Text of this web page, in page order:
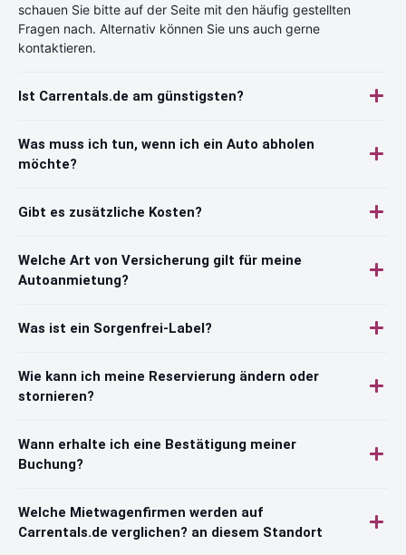
schauen Sie bitte auf der Seite mit den häufig gestellten
Fragen nach. Alternativ können Sie uns auch gerne
kontaktieren.
Ist Carrentals.de am günstigsten?
Was muss ich tun, wenn ich ein Auto abholen
möchte?
Gibt es zusätzliche Kosten?
Welche Art von Versicherung gilt für meine
Autoanmietung?
Was ist ein Sorgenfrei-Label?
Wie kann ich meine Reservierung ändern oder
stornieren?
Wann erhalte ich eine Bestätigung meiner
Buchung?
Welche Mietwagenfirmen werden auf
Carrentals.de verglichen? an diesem Standort